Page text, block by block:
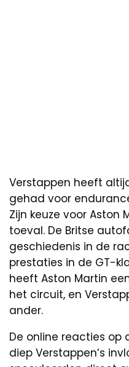
Verstappen heeft
gehad voor
Zijn keuze voor Aston
toeval. De Britse
geschiedenis in de
prestaties in de GT-
heeft Aston Martin
het circuit, en
ander.
De online reacties op
diep Verstappen’s